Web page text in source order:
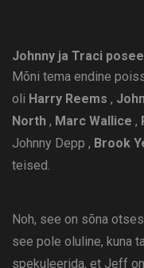
Johnny ja Traci
Mõni tema endine
oli Harry Reems ,
North , Marc Wallice ,
Johnny Depp , Brook
teised.
Noh, see on sõna
see pole oluline, kuna
spekuleerida, et Jeff